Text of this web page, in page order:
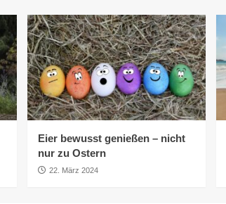
Eier bewusst genießen – nicht
nur zu Ostern
22. März 2024